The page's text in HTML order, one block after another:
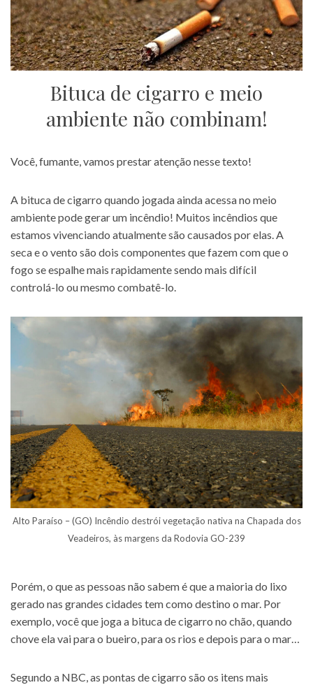
Bituca de cigarro e meio
ambiente não combinam!
Você, fumante, vamos prestar atenção nesse texto!
A bituca de cigarro quando jogada ainda acessa no meio
ambiente pode gerar um incêndio! Muitos incêndios que
estamos vivenciando atualmente são causados por elas. A
seca e o vento são dois componentes que fazem com que o
fogo se espalhe mais rapidamente sendo mais difícil
controlá-lo ou mesmo combatê-lo.
Alto Paraíso – (GO) Incêndio destrói vegetação nativa na Chapada dos
Veadeiros, às margens da Rodovia GO-239
Porém, o que as pessoas não sabem é que a maioria do lixo
gerado nas grandes cidades tem como destino o mar. Por
exemplo, você que joga a bituca de cigarro no chão, quando
chove ela vai para o bueiro, para os rios e depois para o mar…
Segundo a NBC, as pontas de cigarro são os itens mais